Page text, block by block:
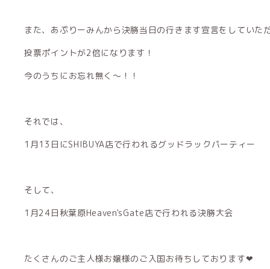
また、あぷりーみんから決勝当日の行きます宣言をしていた
投票ポイントが2倍になります！
今のうちにお忘れ無く〜！！
それでは、
1月13日にSHIBUYA店で行われるグッドラックパーティー
そして、
1月24日秋葉原Heaven'sGate店で行われる決勝大会
たくさんのご主人様お嬢様のご入国お待ちしております︎︎︎︎❤︎